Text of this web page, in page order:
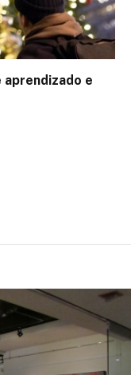
aprendizado e